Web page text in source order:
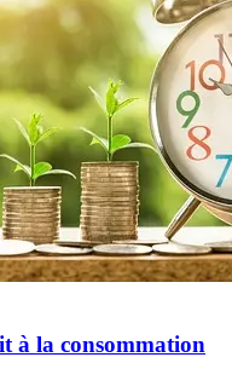
à la consommation